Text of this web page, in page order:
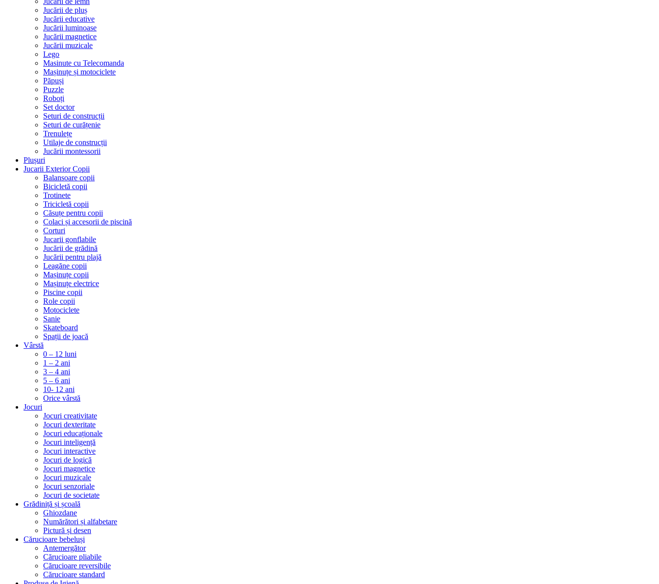
Jucării de pluș
Jucării educative
Jucării luminoase
Jucării magnetice
Jucării muzicale
Lego
Masinute cu Telecomanda
Mașinuțe și motociclete
Păpuși
Puzzle
Roboți
Set doctor
Seturi de construcții
Seturi de curățenie
Trenulețe
Utilaje de construcții
Jucării montessorii
Plușuri
Jucarii Exterior Copii
Balansoare copii
Bicicletă copii
Trotinete
Tricicletă copii
Căsuțe pentru copii
Colaci și accesorii de piscină
Corturi
Jucarii gonflabile
Jucării de grădină
Jucării pentru plajă
Leagăne copii
Mașinuțe copii
Mașinuțe electrice
Piscine copii
Role copii
Motociclete
Sanie
Skateboard
Spații de joacă
Vârstă
0 – 12 luni
1 – 2 ani
3 – 4 ani
5 – 6 ani
10- 12 ani
Orice vârstă
Jocuri
Jocuri creativitate
Jocuri dexteritate
Jocuri educaționale
Jocuri inteligență
Jocuri interactive
Jocuri de logică
Jocuri magnetice
Jocuri muzicale
Jocuri senzoriale
Jocuri de societate
Grădiniță și școală
Ghiozdane
Numărători și alfabetare
Pictură și desen
Cărucioare bebeluși
Antemergător
Cărucioare pliabile
Cărucioare reversibile
Cărucioare standard